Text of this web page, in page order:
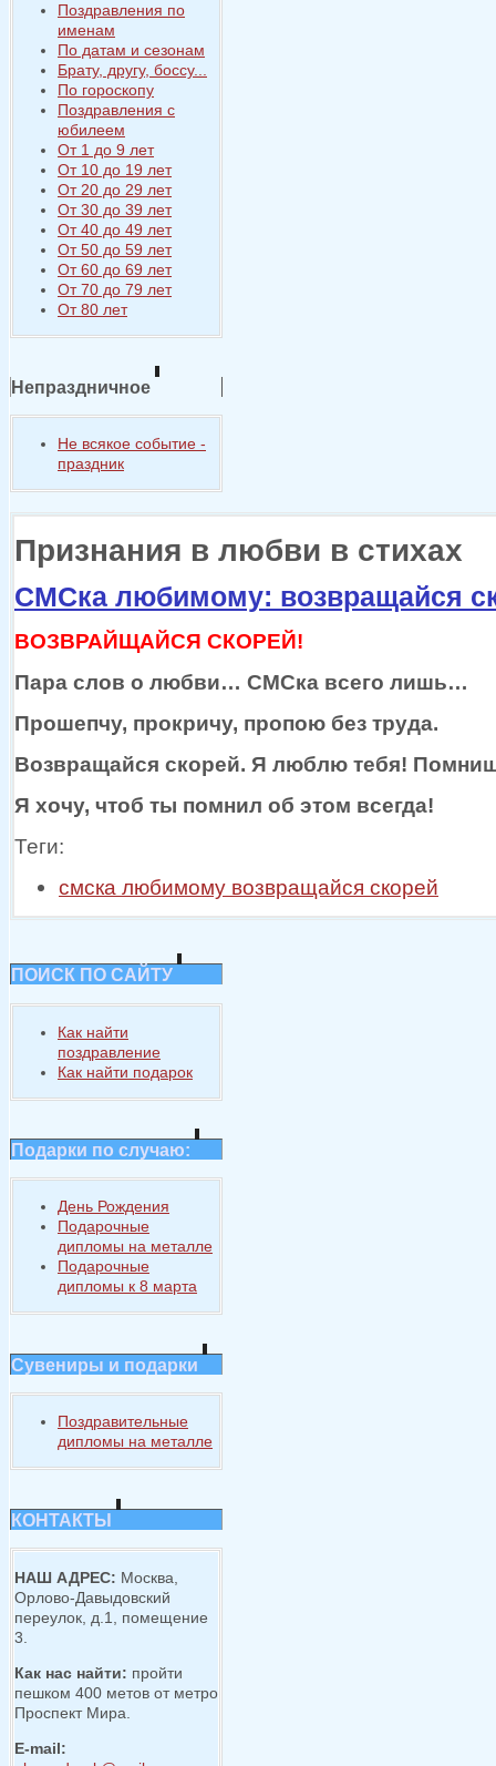
Поздравления по
именам
По датам и сезонам
Брату, другу, боссу...
По гороскопу
Поздравления с
юбилеем
От 1 до 9 лет
От 10 до 19 лет
От 20 до 29 лет
От 30 до 39 лет
От 40 до 49 лет
От 50 до 59 лет
От 60 до 69 лет
От 70 до 79 лет
От 80 лет
Непраздничное
Не всякое событие -
праздник
Признания в любви в стихах
СМСка любимому: возвращайся
ВОЗВРАЙЩАЙСЯ СКОРЕЙ!
Пара слов о любви… СМСка всего лишь…
Прошепчу, прокричу, пропою без труда.
Возвращайся скорей. Я люблю тебя!
Я хочу, чтоб ты помнил об этом всегда!
Теги:
смска любимому возвращайся скорей
ПОИСК ПО САЙТУ
Как найти
поздравление
Как найти подарок
Подарки по случаю:
День Рождения
Подарочные
дипломы на металле
Подарочные
дипломы к 8 марта
Сувениры и подарки
Поздравительные
дипломы на металле
КОНТАКТЫ
НАШ АДРЕС: Москва,
Орлово-Давыдовский
переулок, д.1, помещение
3.
Как нас найти: пройти
пешком 400 метов от метро
Проспект Мира.
E-mail: